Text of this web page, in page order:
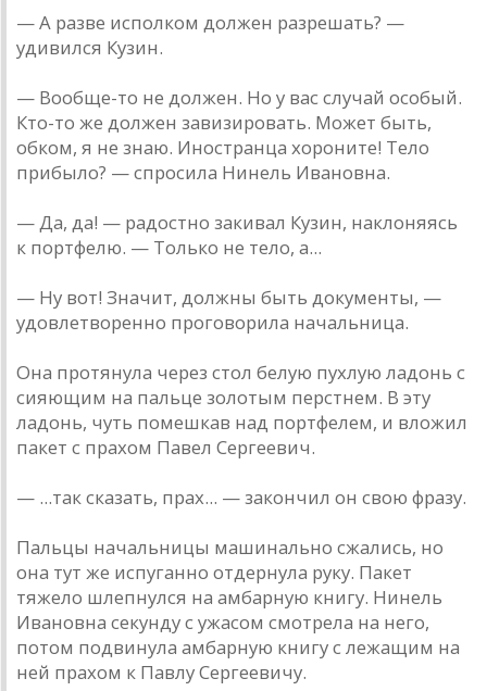
— А разве исполком должен разрешать? —
удивился Кузин.
— Вообще-то не должен. Но у вас случай особый.
Кто-то же должен завизировать. Может быть,
обком, я не знаю. Иностранца хороните! Тело
прибыло? — спросила Нинель Ивановна.
— Да, да! — радостно закивал Кузин, наклоняясь
к портфелю. — Только не тело, а...
— Ну вот! Значит, должны быть документы, —
удовлетворенно проговорила начальница.
Она протянула через стол белую пухлую ладонь с
сияющим на пальце золотым перстнем. В эту
ладонь, чуть помешкав над портфелем, и вложил
пакет с прахом Павел Сергеевич.
— ...так сказать, прах... — закончил он свою фразу.
Пальцы начальницы машинально сжались, но
она тут же испуганно отдернула руку. Пакет
тяжело шлепнулся на амбарную книгу. Нинель
Ивановна секунду с ужасом смотрела на него,
потом подвинула амбарную книгу с лежащим на
ней прахом к Павлу Сергеевичу.